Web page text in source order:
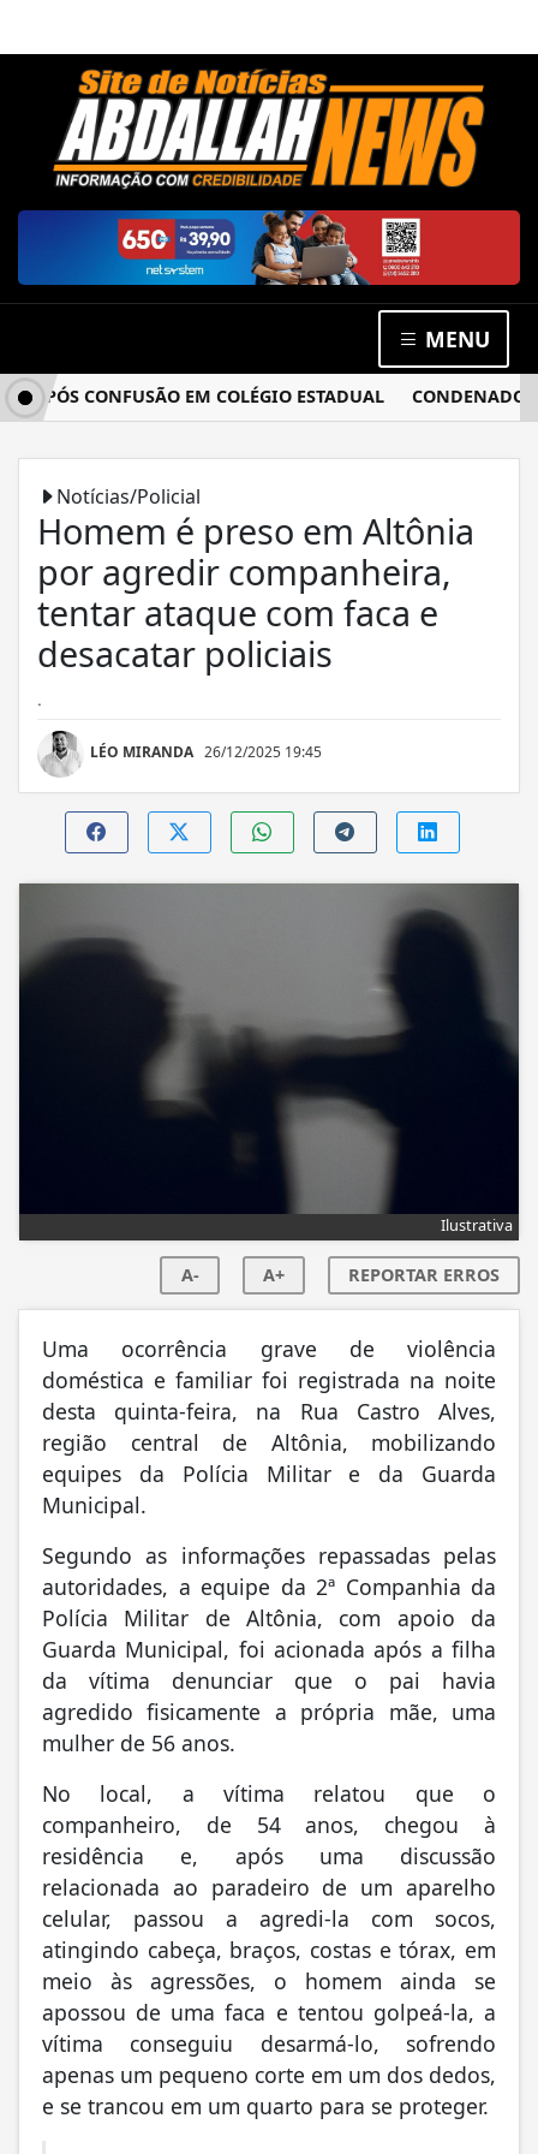
MENU
CONFUSÃO EM COLÉGIO ESTADUAL CONDENADO POR
Notícias/Policial
Homem é preso em Altônia
por agredir companheira,
tentar ataque com faca e
desacatar policiais
.
LÉO MIRANDA 26/12/2025 19:45
Ilustrativa
A- A+ REPORTAR ERROS
Uma ocorrência grave de violência
doméstica e familiar foi registrada na noite
desta quinta-feira, na Rua Castro Alves,
região central de Altônia, mobilizando
equipes da Polícia Militar e da Guarda
Municipal.
Segundo as informações repassadas pelas
autoridades, a equipe da 2ª Companhia da
Polícia Militar de Altônia, com apoio da
Guarda Municipal, foi acionada após a filha
da vítima denunciar que o pai havia
agredido fisicamente a própria mãe, uma
mulher de 56 anos.
No local, a vítima relatou que o
companheiro, de 54 anos, chegou à
residência e, após uma discussão
relacionada ao paradeiro de um aparelho
celular, passou a agredi-la com socos,
atingindo cabeça, braços, costas e tórax, em
meio às agressões, o homem ainda se
apossou de uma faca e tentou golpeá-la, a
vítima conseguiu desarmá-lo, sofrendo
apenas um pequeno corte em um dos dedos,
e se trancou em um quarto para se proteger.